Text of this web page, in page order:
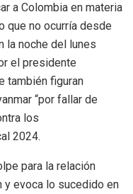
a Colombia en materia
que no ocurría desde
la noche del lunes
el presidente
también figuran
“por fallar de
los
2024.
para la relación
y evoca lo sucedido en